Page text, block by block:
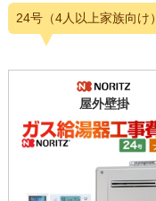
24号（4人以上家族向け）
屋外壁掛